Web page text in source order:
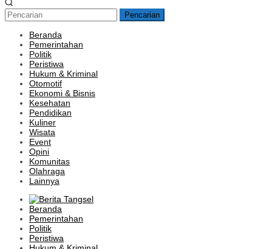
Pencarian
Beranda
Pemerintahan
Politik
Peristiwa
Hukum & Kriminal
Otomotif
Ekonomi & Bisnis
Kesehatan
Pendidikan
Kuliner
Wisata
Event
Opini
Komunitas
Olahraga
Lainnya
Beranda
Pemerintahan
Politik
Peristiwa